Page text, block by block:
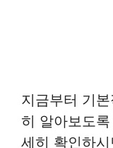
지금부터 기
히 알아보도
세히 확인하